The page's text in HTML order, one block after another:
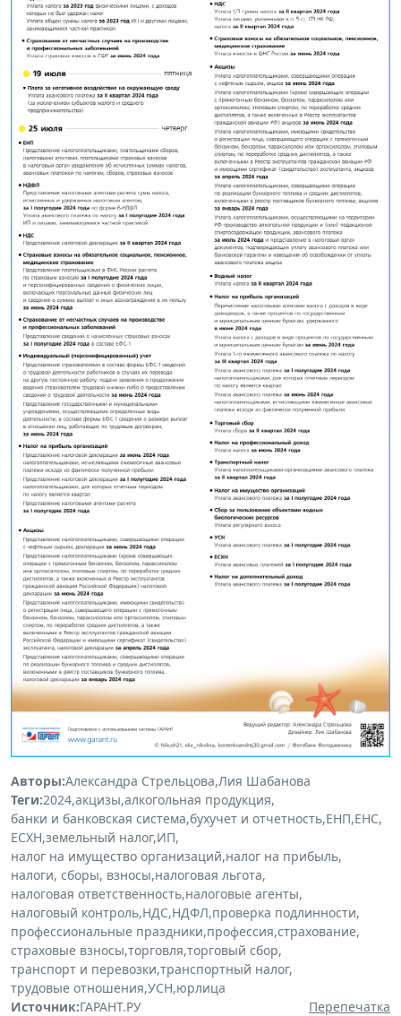
Авторы:Александра Стрельцова,Лия Шабанова
Теги:2024,акцизы,алкогольная продукция,
банки и банковская система,бухучет и отчетность,ЕНП,ЕНС,
ЕСХН,земельный налог,ИП,
налог на имущество организаций,налог на прибыль,
налоги, сборы, взносы,налоговая льгота,
налоговая ответственность,налоговые агенты,
налоговый контроль,НДС,НДФЛ,проверка подлинности,
профессиональные праздники,профессия,страхование,
страховые взносы,торговля,торговый сбор,
транспорт и перевозки,транспортный налог,
трудовые отношения,УСН,юрлица
Источник:ГАРАНТ.РУ
Перепечатка